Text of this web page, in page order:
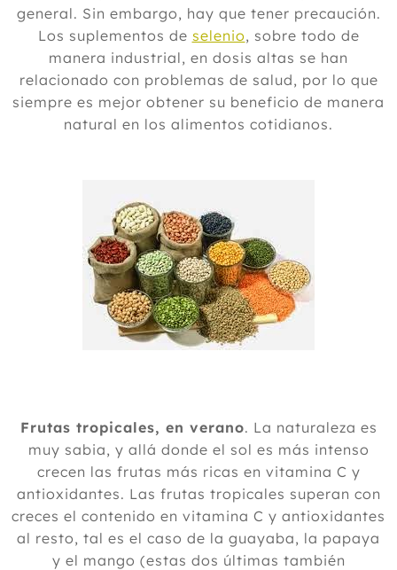
general. Sin embargo, hay que tener precaución.
Los suplementos de selenio, sobre todo de
manera industrial, en dosis altas se han
relacionado con problemas de salud, por lo que
siempre es mejor obtener su beneficio de manera
natural en los alimentos cotidianos.
Frutas tropicales, en verano. La naturaleza es
muy sabia, y allá donde el sol es más intenso
crecen las frutas más ricas en vitamina C y
antioxidantes. Las frutas tropicales superan con
creces el contenido en vitamina C y antioxidantes
al resto, tal es el caso de la guayaba, la papaya
y el mango (estas dos últimas también